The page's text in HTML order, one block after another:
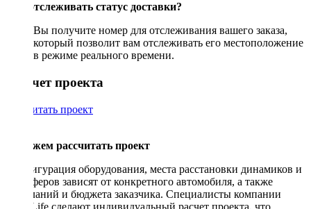
Как отслеживать статус доставки?
Вы получите номер для отслеживания вашего заказа,
который позволит вам отслеживать его местоположение
в режиме реального времени.
Рассчет проекта
Рассчитать проект
Поможем рассчитать проект
Конфигурация оборудования, места расстановки динамиков и
сабвуферов зависят от конкретного автомобиля, а также
пожеланий и бюджета заказчика. Специалисты компании
DriveLife сделают индивидуальный расчет проекта, что